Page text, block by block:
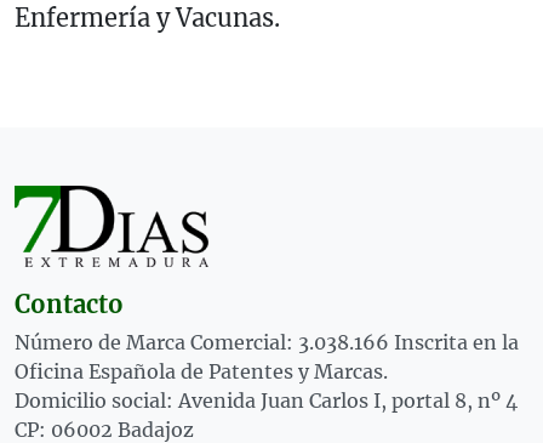
Enfermería y Vacunas.
Contacto
Número de Marca Comercial: 3.038.166 Inscrita en la
Oficina Española de Patentes y Marcas.
Domicilio social: Avenida Juan Carlos I, portal 8, nº 4
CP: 06002 Badajoz